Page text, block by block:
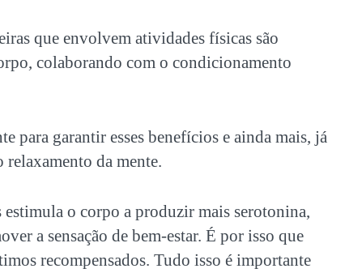
que envolvem atividades físicas são
colaborando com o condicionamento
para garantir esses benefícios e ainda mais, já
da mente.
estimula o corpo a produzir mais serotonina,
a sensação de bem-estar. É por isso que
recompensados. Tudo isso é importante